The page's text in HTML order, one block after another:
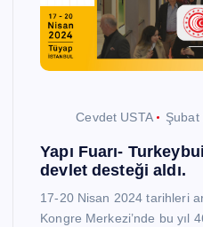
Cevdet USTA Şubat
Yapı Fuarı-
devlet desteği aldı.
17-20 Nisan 2024 tarihleri
Kongre Merkezi’nde bu yıl